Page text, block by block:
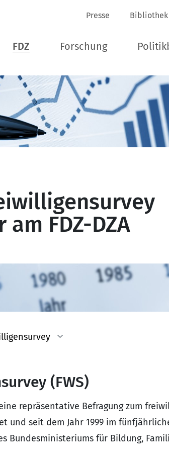
Presse Bibliothek
FDZ Forschung
FDZ-DZA
(FWS)
repräsentative Befragung zum
und seit dem Jahr 1999 im
Bundesministeriums für Bildung,